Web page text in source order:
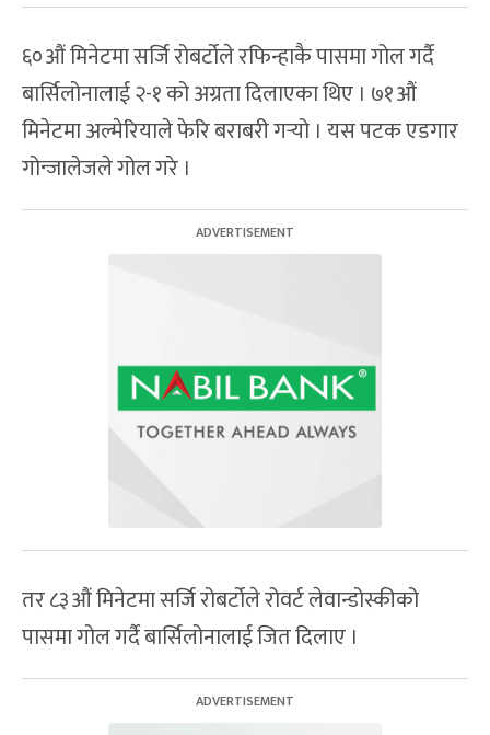
६०औं मिनेटमा सर्जि रोबर्टोले रफिन्हाकै पासमा गोल गर्दै
बार्सिलोनालाई २-१ को अग्रता दिलाएका थिए । ७१औं
मिनेटमा अल्मेरियाले फेरि बराबरी गर्‍यो । यस पटक एडगार
गोन्जालेजले गोल गरे ।
तर ८३औं मिनेटमा सर्जि रोबर्टोले रोवर्ट लेवान्डोस्कीको
पासमा गोल गर्दै बार्सिलोनालाई जित दिलाए ।